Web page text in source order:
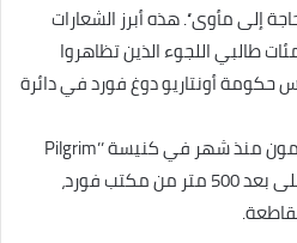
إلى مأوى‘‘. هذه أبرز الشعارات
طالبي اللجوء الذين تظاهروا
حكومة أونتاريو دوغ فورد في دائرة
ويطالب المتظاهرون، الذين يقيمون منذ شهر في كنيسة ’’Pilgrim
Feast Tabernacles‘‘ الصغيرة على بعد 500 متر من مكتب فورد،